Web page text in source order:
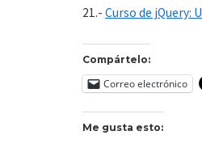
21.- Curso de jQuery:
Compártelo:
Correo electrónico
Me gusta esto: